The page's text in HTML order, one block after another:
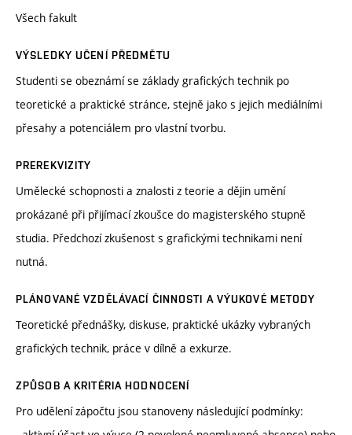
Všech fakult
VÝSLEDKY UČENÍ PŘEDMĚTU
Studenti se obeznámí se základy grafických technik po
teoretické a praktické stránce, stejně jako s jejich mediálními
přesahy a potenciálem pro vlastní tvorbu.
PREREKVIZITY
Umělecké schopnosti a znalosti z teorie a dějin umění
prokázané při přijímací zkoušce do magisterského stupně
studia. Předchozí zkušenost s grafickými technikami není
nutná.
PLÁNOVANÉ VZDĚLÁVACÍ ČINNOSTI A VÝUKOVÉ METODY
Teoretické přednášky, diskuse, praktické ukázky vybraných
grafických technik, práce v dílně a exkurze.
ZPŮSOB A KRITÉRIA HODNOCENÍ
Pro udělení zápočtu jsou stanoveny následující podmínky: